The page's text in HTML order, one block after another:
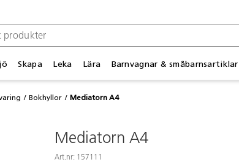
Skapa Leka Lära Barnvagnar & småbarnsartiklar
Bokhyllor Mediatorn A4
Mediatorn A4
Art.nr: 157111